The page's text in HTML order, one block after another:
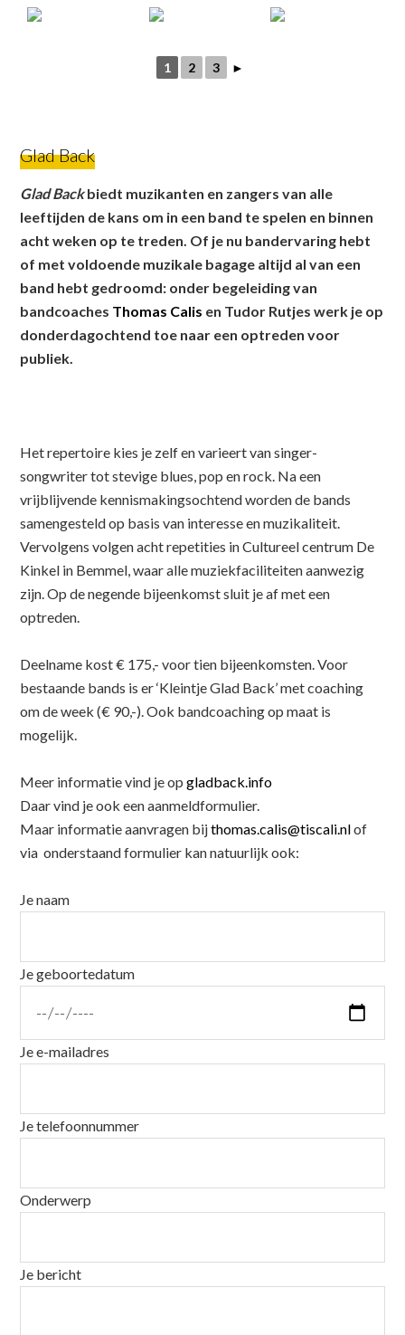
1 2 3 ►
Glad Back
Glad Backbiedt muzikanten en zangers van alle
leeftijden de kans om in een band te spelen en binnen
acht weken op te treden. Of je nu bandervaring hebt
of met voldoende muzikale bagage altijd al van een
band hebt gedroomd: onder begeleiding van
bandcoaches Thomas Calis en Tudor Rutjes werk je op
donderdagochtend toe naar een optreden voor
publiek.
Het repertoire kies je zelf en varieert van singer-
songwriter tot stevige blues, pop en rock. Na een
vrijblijvende kennismakingsochtend worden de bands
samengesteld op basis van interesse en muzikaliteit.
Vervolgens volgen acht repetities in Cultureel centrum De
Kinkel in Bemmel, waar alle muziekfaciliteiten aanwezig
zijn. Op de negende bijeenkomst sluit je af met een
optreden.
Deelname kost € 175,- voor tien bijeenkomsten. Voor
bestaande bands is er ‘Kleintje Glad Back’ met coaching
om de week (€ 90,-). Ook bandcoaching op maat is
mogelijk.
Meer informatie vind je opgladback.info
Daar vind je ook een aanmeldformulier.
Maar informatie aanvragen bijthomas.calis@tiscali.nlof
via onderstaand formulier kan natuurlijk ook:
Je naam
Je geboortedatum
Je e-mailadres
Je telefoonnummer
Onderwerp
Je bericht